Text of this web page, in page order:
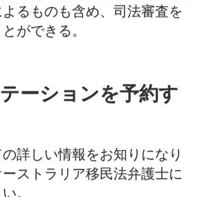
るものも含め、司法審査を
ができる。
ーションを予約す
詳しい情報をお知りになり
ストラリア移民法弁護士に
。